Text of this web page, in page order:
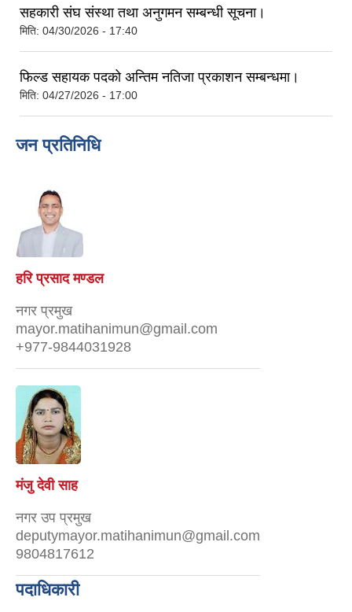
सहकारी संघ संस्था तथा अनुगमन सम्बन्धी सूचना।
मिति: 04/30/2026 - 17:40
फिल्ड सहायक पदको अन्तिम नतिजा प्रकाशन सम्बन्धमा।
मिति: 04/27/2026 - 17:00
जन प्रतिनिधि
हरि प्रसाद मण्डल
नगर प्रमुख
mayor.matihanimun@gmail.com
+977-9844031928
मंजु देवी साह
नगर उप प्रमुख
deputymayor.matihanimun@gmail.com
9804817612
पदाधिकारी